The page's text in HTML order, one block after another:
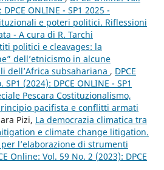
ONLINE - SP1 2025 -
e poteri politici. Riflessioni
- A cura di R. Tarchi
politici e cleavages: la
dell’etnicismo in alcune
dell’Africa subsahariana , DPCE
(2024): DPCE ONLINE - SP1
Pescara Costituzionalismo,
pacifista e conflitti armati
Pizi, La democrazia climatica tra
e climate change litigation.
l’elaborazione di strumenti
Online: Vol. 59 No. 2 (2023): DPCE